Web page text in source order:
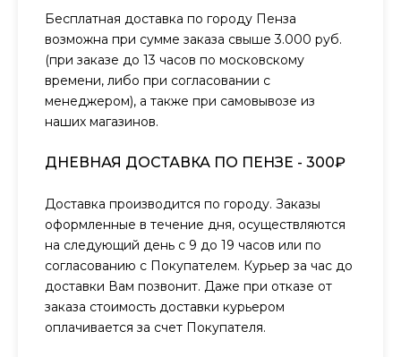
Бесплатная доставка по городу Пенза
возможна при сумме заказа свыше 3.000 руб.
(при заказе до 13 часов по московскому
времени, либо при согласовании с
менеджером), а также при самовывозе из
наших магазинов.
ДНЕВНАЯ ДОСТАВКА ПО ПЕНЗЕ - 300₽
Доставка производится по городу. Заказы
оформленные в течение дня, осуществляются
на следующий день с 9 до 19 часов или по
согласованию с Покупателем. Курьер за час до
доставки Вам позвонит. Даже при отказе от
заказа стоимость доставки курьером
оплачивается за счет Покупателя.